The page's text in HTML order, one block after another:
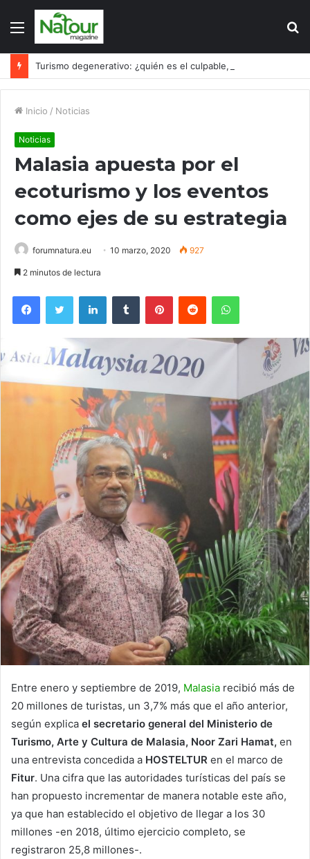
Menú
Inicio / Noticias
Noticias
Malasia apuesta por el
ecoturismo y los eventos
como ejes de su estrategia
forumnatura.eu 10 marzo, 2020 927
2 minutos de lectura
FacebookTwitter LinkedInTumblr PinterestReddit WhatsApp
Entre enero y septiembre de 2019, Malasia recibió más de
20 millones de turistas, un 3,7% más que el año anterior,
según explica el secretario general del Ministerio de
Turismo, Arte y Cultura de Malasia, Noor Zari Hamat, en
una entrevista concedida a HOSTELTUR en el marco de
Fitur. Una cifra que las autoridades turísticas del país se
han propuesto incrementar de manera notable este año,
ya que han establecido el objetivo de llegar a los 30
millones -en 2018, último ejercicio completo, se
registraron 25,8 millones-.